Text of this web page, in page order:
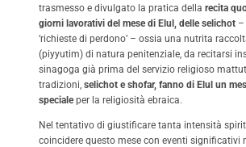
trasmesso e divulgato la pratica della recita
giorni lavorativi del mese di Elul, delle selichot –
‘richieste di perdono’ – ossia una nutrita
(piyyutim) di natura penitenziale, da recitarsi
sinagoga già prima del servizio religioso
tradizioni, selichot e shofar, fanno di Elul un
specialeper la religiosità ebraica.
Nel tentativo di giustificare tanta intensità
coincidere questo mese con eventi significativi